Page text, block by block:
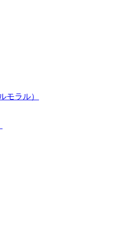
モラル）